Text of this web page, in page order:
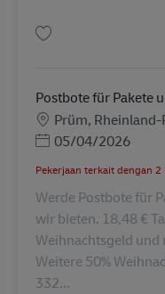
Postbote für Pakete
LokasiPrüm,
Posted Date
05/04/2026
Pekerjaan terkait dengan
Werde Postbote für
wir bieten. 18,48 €
Weihnachtsgeld
Weitere 50%
332...